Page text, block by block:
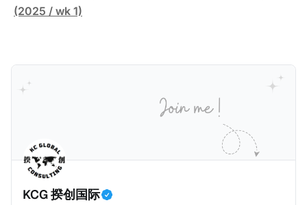
富人及高净值人士全球所得的征税力度，以及全球加强
办公室提供国际税务管理服务。那么，一般家族办公室
会有哪些税务管理工作呢？这些工作应该由内部税务专
家还是外部税务顾问负责呢？搭建家办架构有哪些国际
税考量？家办有哪些特殊的税务挑战呢？我们这一篇文
章将会对这四个问题进行浅谈。
的资产转移给受托人，而受托人根据信托契约为受益人
以知道受托人为谁持有资产。同时，由于家族信托的高
度隐秘性，税局根本无法得知相关资产规模及收益情
况，因此很多富人利用家族信托逃税。所以，经合组织
在2014年推出共同报告准则（Common Reporting
Standards，简称CRS）时，其中一个目的就是要击穿
这些家族信托，也就是要求金融机构申报家族信托的金
融信息，确保税局对家族信托有效征税。 根据CRS第八
条第D3段，“应报告辖区人士”（Reportable
为家族资产的管理架构。全世界最大的私人基金会之
健康、减贫、教育与性别平等。主要成就包括：推动消
灭脊髓灰质炎、显著降低儿童死亡率、资助新冠疫苗
COVAX计划等。基金会每年支出约70亿美元，影响全
托（Family Trusts），作为家族资产的管理架构。全世
界最有名的家族信托是洛克菲勒王朝信托（Rockefeller
Dynasty Trust），由石油大亨洛克菲勒（John D.
Rockefeller）于1934年设立的基础信托演变而来，并
(2025 / wk 1)
KCG 揆创国际